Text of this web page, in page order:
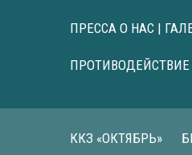
ПРЕССА О НАС |
ККЗ «ОКТЯБРЬ»